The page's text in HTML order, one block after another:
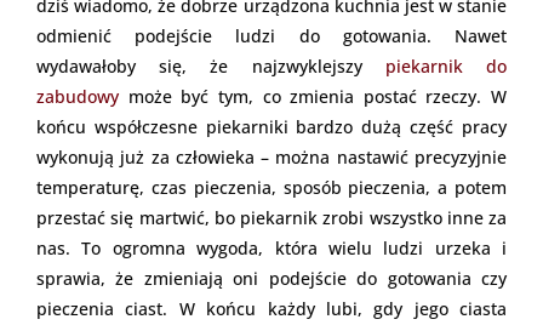
dziś wiadomo, że dobrze urządzona kuchnia jest w stanie
odmienić podejście ludzi do gotowania. Nawet
wydawałoby się, że najzwyklejszy piekarnik do
zabudowy może być tym, co zmienia postać rzeczy. W
końcu współczesne piekarniki bardzo dużą część pracy
wykonują już za człowieka – można nastawić precyzyjnie
temperaturę, czas pieczenia, sposób pieczenia, a potem
przestać się martwić, bo piekarnik zrobi wszystko inne za
nas. To ogromna wygoda, która wielu ludzi urzeka i
sprawia, że zmieniają oni podejście do gotowania czy
pieczenia ciast. W końcu każdy lubi, gdy jego ciasta